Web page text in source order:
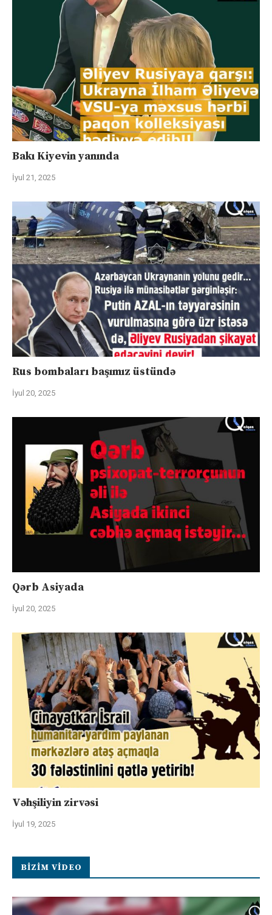
Bakı Kiyevin yanında
İyul 21, 2025
Rus bombaları başımız üstündə
İyul 20, 2025
Qərb Asiyada
İyul 20, 2025
Vəhşiliyin zirvəsi
İyul 19, 2025
BIZIM VIDEO